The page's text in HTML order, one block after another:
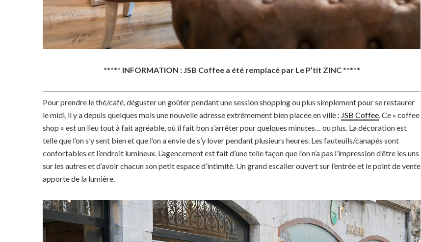
***** INFORMATION : JSB Coffee a été remplacé par Le P’tit ZINC *****
Pour prendre le thé/café, déguster un goûter pendant une session shopping ou plus simplement pour se restaurer
le midi, il y a depuis quelques mois une nouvelle adresse extrêmement bien placée en ville : JSB Coffee . Ce « coffee
shop » est un lieu tout à fait agréable, où il fait bon s’arrêter pour quelques minutes… ou plus. La décoration est
telle que l’on s’y sent bien et que l’on a envie de s’y lover pendant plusieurs heures. Les fauteuils/canapés sont
confortables et l’endroit lumineux. L’agencement est fait d’une telle façon que l’on n’a pas l’impression d’être les uns
sur les autres et d’avoir chacun son petit espace d’intimité. Un grand escalier ouvert sur l’entrée et le point de vente
apporte de la lumière.